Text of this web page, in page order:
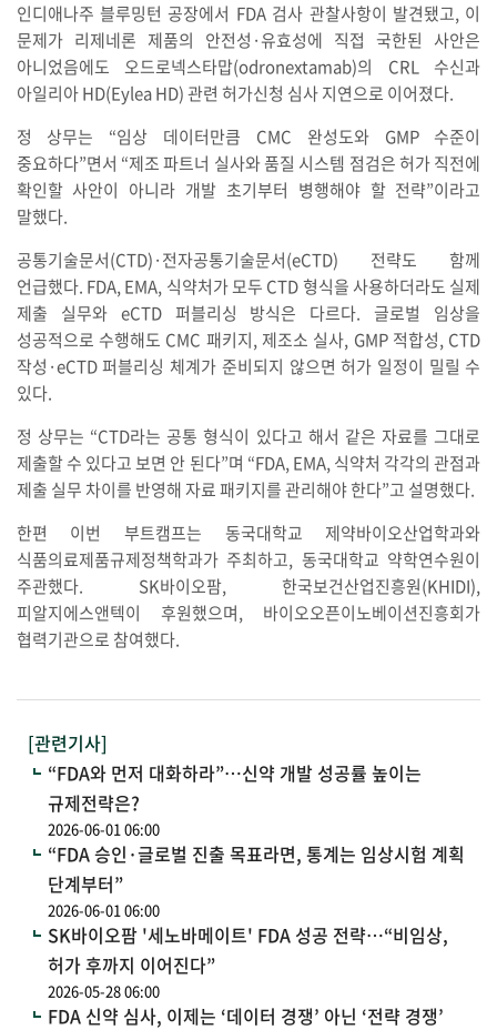
인디애나주 블루밍턴 공장에서 FDA 검사 관찰사항이 발견됐고, 이
문제가 리제네론 제품의 안전성·유효성에 직접 국한된 사안은
아니었음에도 오드로넥스타맙(odronextamab)의 CRL 수신과
아일리아 HD(Eylea HD) 관련 허가신청 심사 지연으로 이어졌다.
정 상무는 “임상 데이터만큼 CMC 완성도와 GMP 수준이
중요하다”면서 “제조 파트너 실사와 품질 시스템 점검은 허가 직전에
확인할 사안이 아니라 개발 초기부터 병행해야 할 전략”이라고
말했다.
공통기술문서(CTD)·전자공통기술문서(eCTD) 전략도 함께
언급했다. FDA, EMA, 식약처가 모두 CTD 형식을 사용하더라도 실제
제출 실무와 eCTD 퍼블리싱 방식은 다르다. 글로벌 임상을
성공적으로 수행해도 CMC 패키지, 제조소 실사, GMP 적합성, CTD
작성·eCTD 퍼블리싱 체계가 준비되지 않으면 허가 일정이 밀릴 수
있다.
정 상무는 “CTD라는 공통 형식이 있다고 해서 같은 자료를 그대로
제출할 수 있다고 보면 안 된다”며 “FDA, EMA, 식약처 각각의 관점과
제출 실무 차이를 반영해 자료 패키지를 관리해야 한다”고 설명했다.
한편 이번 부트캠프는 동국대학교 제약바이오산업학과와
식품의료제품규제정책학과가 주최하고, 동국대학교 약학연수원이
주관했다. SK바이오팜, 한국보건산업진흥원(KHIDI),
피알지에스앤텍이 후원했으며, 바이오오픈이노베이션진흥회가
협력기관으로 참여했다.
[관련기사]
“FDA와 먼저 대화하라”…신약 개발 성공률 높이는
규제전략은?
2026-06-01 06:00
“FDA 승인·글로벌 진출 목표라면, 통계는 임상시험 계획
단계부터”
2026-06-01 06:00
SK바이오팜 '세노바메이트' FDA 성공 전략…“비임상,
허가 후까지 이어진다”
2026-05-28 06:00
FDA 신약 심사, 이제는 ‘데이터 경쟁’ 아닌 ‘전략 경쟁’